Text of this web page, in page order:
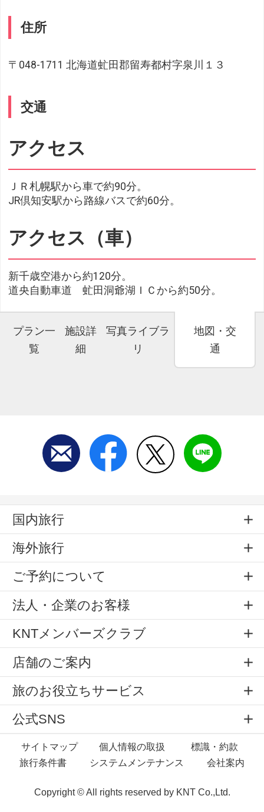
住所
〒048-1711 北海道虻田郡留寿都村字泉川１３
交通
アクセス
ＪＲ札幌駅から車で約90分。
JR倶知安駅から路線バスで約60分。
アクセス（車）
新千歳空港から約120分。
道央自動車道 虻田洞爺湖ＩＣから約50分。
プラン一
覧
施設詳
細
写真ライブラ
リ
地図・交
通
国内旅行
海外旅行
ご予約について
法人・企業のお客様
KNTメンバーズクラブ
店舗のご案内
旅のお役立ちサービス
公式SNS
サイトマップ 個人情報の取扱
標識・約款
旅行条件書
システムメンテナンス 会社案内
Copyright © All rights reserved by KNT Co.,Ltd.